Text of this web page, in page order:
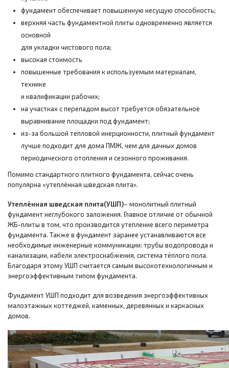
фундамент обеспечивает повышенную несущую способность;
верхняя часть фундаментной плиты одновременно является
основной
для укладки чистового пола;
высокая стоимость
повышенные требования к используемым материалам,
технике
и квалификации рабочих;
на участках с перепадом высот требуется обязательное
выравнивание площадки под фундамент;
из-за большой тепловой инерционности, плитный фундамент
лучше подходит для дома ПМЖ, чем для дачных домов
периодического отопления и сезонного проживания.
Помимо стандартного плитного фундамента, сейчас очень
популярна «утеплённая шведская плита».
Утеплённая шведская плита(УШП)– монолитный плитный
фундамент неглубокого заложения. Главное отличие от обычной
ЖБ-плиты в том, что производится утепление всего периметра
фундамента. Также в фундамент заранее устанавливаются все
необходимые инженерные коммуникации: трубы водопровода и
канализации, кабели электроснабжения, система тёплого пола.
Благодаря этому УШП считается самым высокотехнологичным и
энергоэффективным типом фундамента.
Фундамент УШП подходит для возведения энергоэффективных
малоэтажных коттеджей, каменных, деревянных и каркасных
домов.